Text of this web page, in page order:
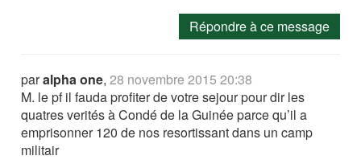
Répondre à ce message
paralpha one,28 novembre 2015 20:38
M. le pf il fauda profiter de votre sejour pour dir les
quatres verités à Condé de la Guinée parce qu’il a
emprisonner 120 de nos resortissant dans un camp
militair